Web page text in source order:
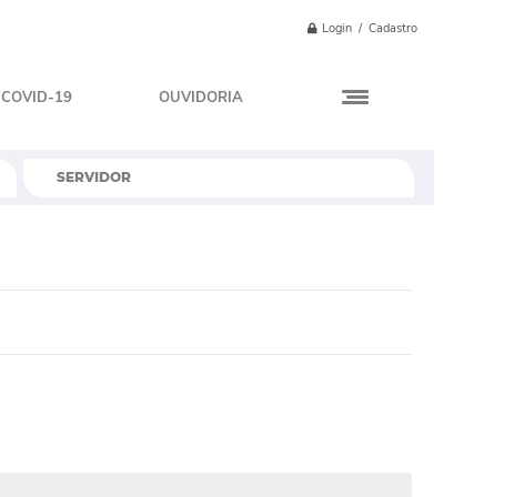
Login / Cadastro
COVID-19 OUVIDORIA
SERVIDOR